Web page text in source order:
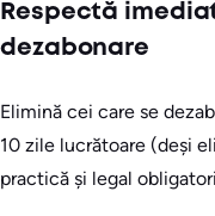
Respectă
dezabonare
Elimină cei care se
10 zile lucrătoare (deși
practică și legal